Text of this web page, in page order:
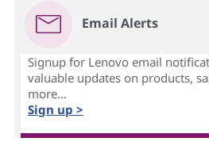
Email Alerts
Signup for Lenovo email
valuable updates on products,
more...
Sign up >